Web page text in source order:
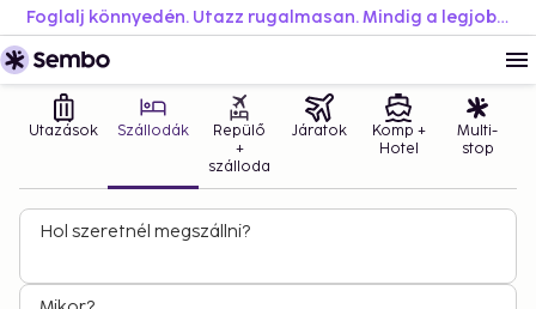
Foglalj könnyedén. Utazz rugalmasan. Mindig a legjobb áron.
Utazások Szállodák
Repülő
+
szálloda
Járatok
Komp +
Hotel
Multi-
stop
Hol szeretnél megszállni?